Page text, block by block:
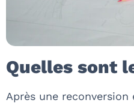
Quelles sont
Après une